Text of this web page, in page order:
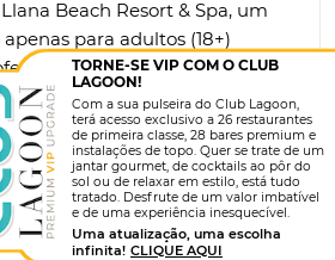
Beach Resort & Spa, um
para adultos (18+)
o maior relaxamento e
refúgio com tudo-
o que precisa para relaxar,
a vida com alguém
TORNE-SE VIP COM O CLUB
LAGOON!
Com a sua pulseira do Club Lagoon,
terá acesso exclusivo a 26 restaurantes
de primeira classe, 28 bares premium e
instalações de topo. Quer se trate de um
jantar gourmet, de cocktails ao pôr do
sol ou de relaxar em estilo, está tudo
tratado. Desfrute de um valor imbatível
e de uma experiência inesquecível.
Uma atualização, uma escolha
infinita! CLIQUE AQUI